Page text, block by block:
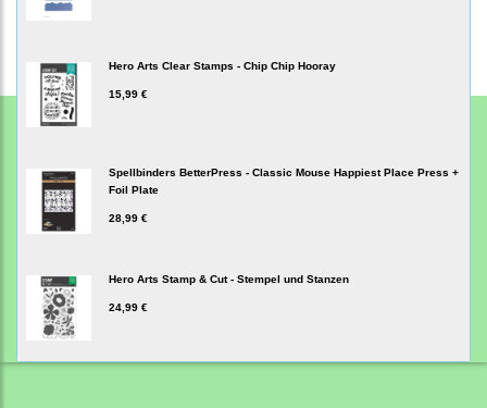
Hero Arts Clear Stamps - Chip Chip Hooray
15,99 €
Spellbinders BetterPress - Classic Mouse Happiest Place Press +
Foil Plate
28,99 €
Hero Arts Stamp & Cut - Stempel und Stanzen
24,99 €